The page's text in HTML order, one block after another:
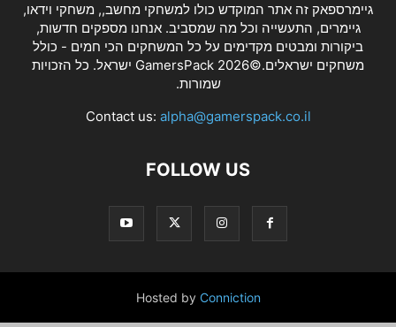
גיימרספאק זה אתר המוקדש כולו למשחקי מחשב,, משחקי וידאו,
גיימרים, התעשייה וכל מה שמסביב. אנחנו מספקים חדשות,
ביקורות ומבטים מקדימים על כל המשחקים הכי חמים - כולל
משחקים ישראלים.©2026 GamersPack ישראל. כל הזכויות
שמורות.
Contact us: alpha@gamerspack.co.il
FOLLOW US
Hosted by Conniction